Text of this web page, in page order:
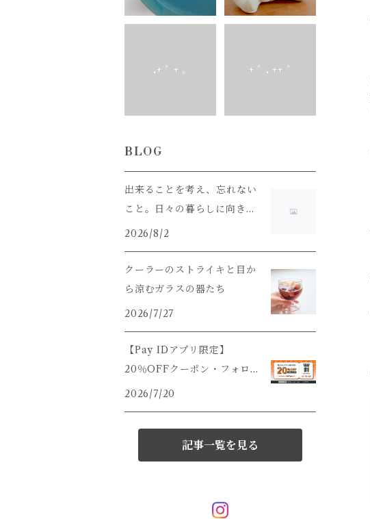
.+ ﾟ + ｡ + ﾟ . ++ ﾟ
BLOG
出来ることを考え、忘れない
こと。日々の暮らしに向き合
うこと。
2026/8/2
クーラーのストライキと目か
ら涼むガラスの器たち
2026/7/27
【Pay IDアプリ限定】
20％OFFクーポン・フォロ
ー割キャンペーンのご案内で
2026/7/20
記事一覧を見る